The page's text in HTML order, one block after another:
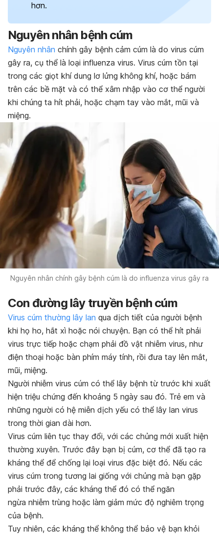
hơn.
Nguyên nhân bệnh cúm
Nguyên nhân chính gây bệnh cảm cúm là do virus cúm
gây ra, cụ thể là loại influenza virus. Virus cúm tồn tại
trong các giọt khí dung lơ lửng không khí, hoặc bám
trên các bề mặt và có thể xâm nhập vào cơ thể người
khi chúng ta hít phải, hoặc chạm tay vào mắt, mũi và
miệng.
Nguyên nhân chính gây bệnh cúm là do influenza virus gây ra
Con đường lây truyền bệnh cúm
Virus cúm thường lây lan qua dịch tiết của người bệnh
khi họ ho, hắt xì hoặc nói chuyện. Bạn có thể hít phải
virus trực tiếp hoặc chạm phải đồ vật nhiễm virus, như
điện thoại hoặc bàn phím máy tính, rồi đưa tay lên mắt,
mũi, miệng.
Người nhiễm virus cúm có thể lây bệnh từ trước khi xuất
hiện triệu chứng đến khoảng 5 ngày sau đó. Trẻ em và
những người có hệ miễn dịch yếu có thể lây lan virus
trong thời gian dài hơn.
Virus cúm liên tục thay đổi, với các chủng mới xuất hiện
thường xuyên. Trước đây bạn bị cúm, cơ thể đã tạo ra
kháng thể để chống lại loại virus đặc biệt đó. Nếu các
virus cúm trong tương lai giống với chủng mà bạn gặp
phải trước đây, các kháng thể đó có thể ngăn
ngừa nhiễm trùng hoặc làm giảm mức độ nghiêm trọng
của bệnh.
Tuy nhiên, các kháng thể không thể bảo vệ bạn khỏi